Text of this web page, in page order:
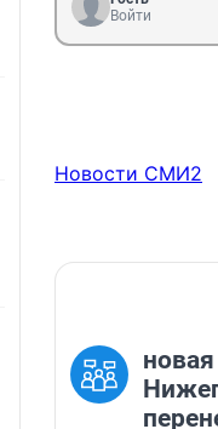
Войти
Новости СМИ2